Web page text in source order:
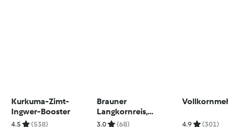
Kurkuma-Zimt-
Ingwer-Booster
4.5 (538)
Brauner
Langkornreis,
gekocht
3.0 (68) 4.9 (301)